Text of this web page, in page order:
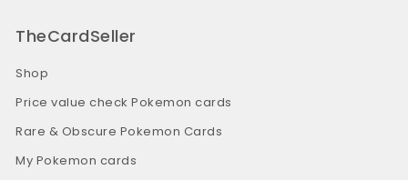
TheCardSeller
Shop
Price value check Pokemon cards
Rare & Obscure Pokemon Cards
My Pokemon cards